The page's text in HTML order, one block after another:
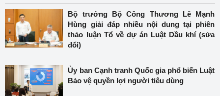
Bộ trưởng Bộ Công Thương Lê Mạnh
Hùng giải đáp nhiều nội dung tại phiên
thảo luận Tổ về dự án Luật Dầu khí (sửa
đổi)
Ủy ban Cạnh tranh Quốc gia phổ biến Luật
Bảo vệ quyền lợi người tiêu dùng